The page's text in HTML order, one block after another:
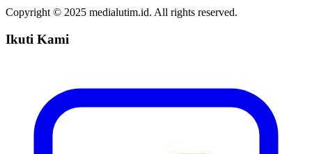
Copyright © 2025 medialutim.id. All rights reserved.
Ikuti Kami